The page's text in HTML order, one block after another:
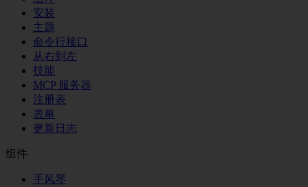
安装
主题
命令行接口
从右到左
技能
MCP 服务器
注册表
表单
更新日志
组件
手风琴